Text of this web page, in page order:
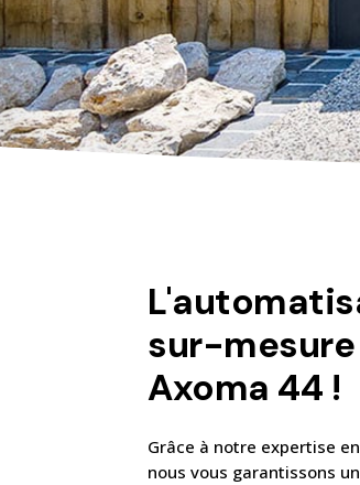
sur-
Axoma 44 !
Grâce à notre expertise
nous vous garantissons